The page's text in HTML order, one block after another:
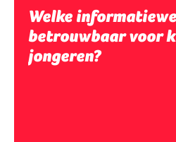
Welke
betrouwbaar voor
jongeren?